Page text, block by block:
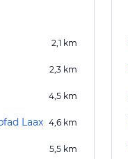
2,1 km
2,3 km
4,5 km
Laax 4,6 km
5,5 km